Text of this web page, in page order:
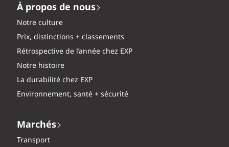
À propos de nous
Notre culture
Prix, distinctions + classements
Rétrospective de l’année chez EXP
Notre histoire
La durabilité chez EXP
Environnement, santé + sécurité
Marchés
Transport